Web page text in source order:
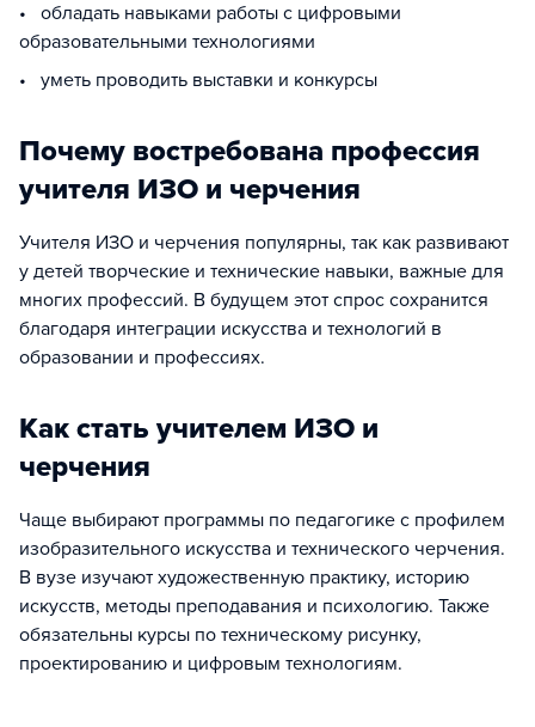
• обладать навыками работы с цифровыми
образовательными технологиями
• уметь проводить выставки и конкурсы
Почему востребована профессия
учителя ИЗО и черчения
Учителя ИЗО и черчения популярны, так как развивают
у детей творческие и технические навыки, важные для
многих профессий. В будущем этот спрос сохранится
благодаря интеграции искусства и технологий в
образовании и профессиях.
Как стать учителем ИЗО и
черчения
Чаще выбирают программы по педагогике с профилем
изобразительного искусства и технического черчения.
В вузе изучают художественную практику, историю
искусств, методы преподавания и психологию. Также
обязательны курсы по техническому рисунку,
проектированию и цифровым технологиям.